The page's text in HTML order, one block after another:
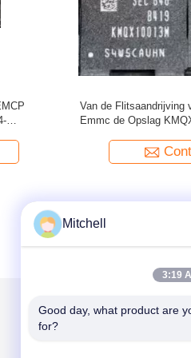
van
D3 EMCP
Van de het
Mail ons
Mitchell
3:19
Good day, what product are
for?